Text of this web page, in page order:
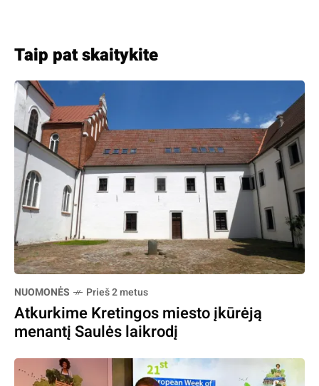
Taip pat skaitykite
NUOMONĖS Prieš 2 metus
Atkurkime Kretingos miesto įkūrėją
menantį Saulės laikrodį